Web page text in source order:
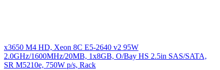
x3650 M4 HD, Xeon 8C E5-2640 v2 95W
2.0GHz/1600MHz/20MB, 1x8GB, O/Bay HS 2.5in SAS/SATA,
SR M5210e, 750W p/s, Rack